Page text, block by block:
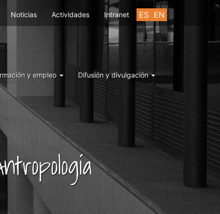
ES EN
Noticias Actividades Intranet
y empleo Difusión y divulgación